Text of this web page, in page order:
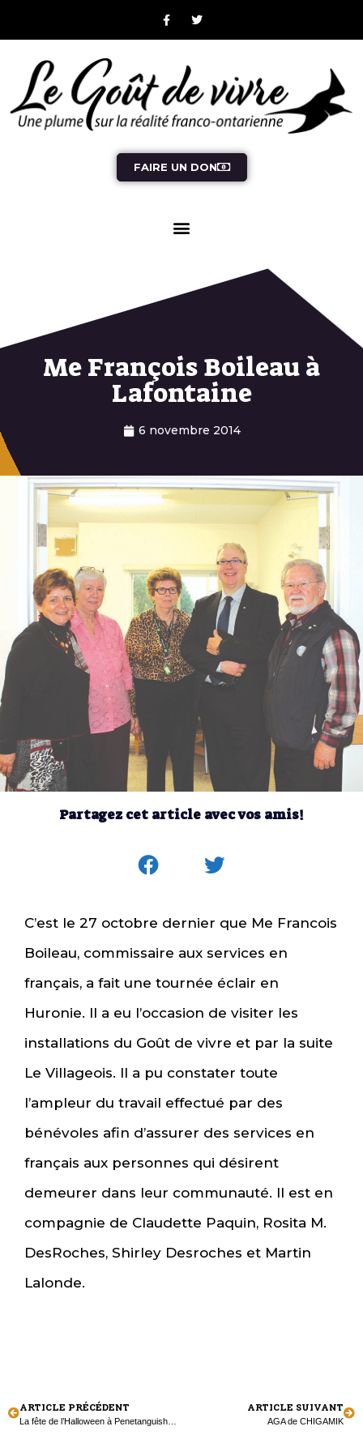
FAIRE UN DON
Me François Boileau à
Lafontaine
6 novembre 2014
Partagez cet article avec vos amis!
C’est le 27 octobre dernier que Me Francois
Boileau, commissaire aux services en
français, a fait une tournée éclair en
Huronie. Il a eu l’occasion de visiter les
installations du Goût de vivre et par la suite
Le Villageois. Il a pu constater toute
l’ampleur du travail effectué par des
bénévoles afin d’assurer des services en
français aux personnes qui désirent
demeurer dans leur communauté. Il est en
compagnie de Claudette Paquin, Rosita M.
DesRoches, Shirley Desroches et Martin
Lalonde.
ARTICLE PRÉCÉDENT ARTICLE SUIVANT
AGA de CHIGAMIK